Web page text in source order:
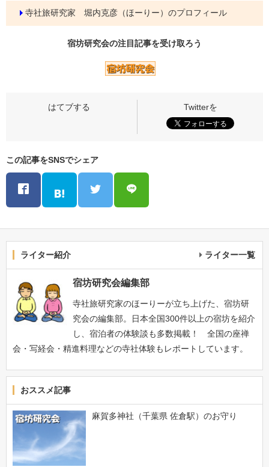
寺社旅研究家 堀内克彦（ほーりー）のプロフィール
宿坊研究会の注目記事を受け取ろう
この記事をSNSでシェア
ライター紹介 ライター一覧
宿坊研究会編集部
寺社旅研究家のほーりーが立ち上げた、宿坊研
究会の編集部。日本全国300件以上の宿坊を紹介
し、宿泊者の体験談も多数掲載！ 全国の座禅
会・写経会・精進料理などの寺社体験もレポートしています。
おススメ記事
麻賀多神社（千葉県 佐倉駅）のお守り